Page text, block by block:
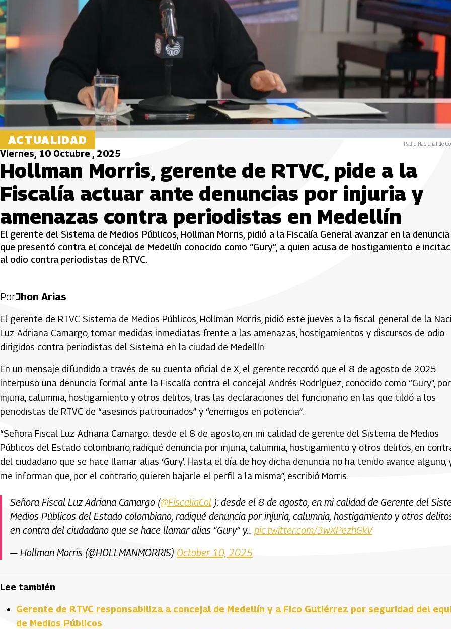
ACTUALIDAD Radio Nacional de
Viernes, 10 Octubre , 2025
Hollman Morris, gerente de RTVC, pide a la
Fiscalía actuar ante denuncias por injuria y
amenazas contra periodistas en Medellín
El gerente del Sistema de Medios Públicos, Hollman Morris, pidió a la Fiscalía General avanzar en la denuncia
que presentó contra el concejal de Medellín conocido como “Gury”, a quien acusa de hostigamiento e
al odio contra periodistas de RTVC.
PorJhon Arias
El gerente de RTVC Sistema de Medios Públicos, Hollman Morris, pidió este jueves a la fiscal general de la
Luz Adriana Camargo, tomar medidas inmediatas frente a las amenazas, hostigamientos y discursos de odio
dirigidos contra periodistas del Sistema en la ciudad de Medellín.
En un mensaje difundido a través de su cuenta oficial de X, el gerente recordó que el 8 de agosto de 2025
interpuso una denuncia formal ante la Fiscalía contra el concejal Andrés Rodríguez, conocido como “Gury”, por
injuria, calumnia, hostigamiento y otros delitos, tras las declaraciones del funcionario en las que tildó a los
periodistas de RTVC de “asesinos patrocinados” y “enemigos en potencia”.
“Señora Fiscal Luz Adriana Camargo: desde el 8 de agosto, en mi calidad de gerente del Sistema de Medios
Públicos del Estado colombiano, radiqué denuncia por injuria, calumnia, hostigamiento y otros delitos, en
del ciudadano que se hace llamar alias ‘Gury’. Hasta el día de hoy dicha denuncia no ha tenido avance alguno,
me informan que, por el contrario, quieren bajarle el perfil a la misma”, escribió Morris.
Señora Fiscal Luz Adriana Camargo (@FiscaliaCol ): desde el 8 de agosto, en mi calidad de Gerente del
Medios Públicos del Estado colombiano, radiqué denuncia por injuria, calumnia, hostigamiento y otros
en contra del ciudadano que se hace llamar alias “Gury” y… pic.twitter.com/3wXPezhGkV
— Hollman Morris (@HOLLMANMORRIS) October 10, 2025
Lee también
Gerente de RTVC responsabiliza a concejal de Medellín y a Fico Gutiérrez por seguridad del
de Medios Públicos